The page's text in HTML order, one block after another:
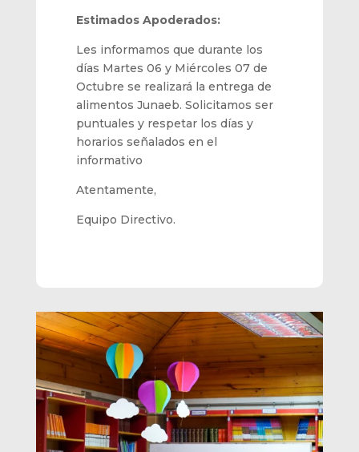
Estimados Apoderados:
Les informamos que durante los
días Martes 06 y Miércoles 07 de
Octubre se realizará la entrega de
alimentos Junaeb. Solicitamos ser
puntuales y respetar los días y
horarios señalados en el
informativo
Atentamente,
Equipo Directivo.